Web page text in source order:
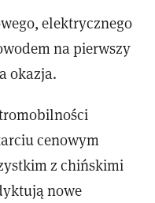
elektrycznego
na pierwszy
okazja.
cenowym
z chińskimi
nowe